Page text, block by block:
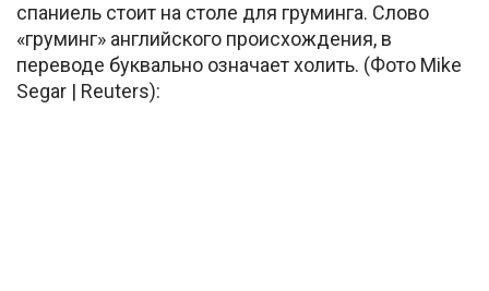
спаниель стоит на столе для груминга. Слово
«груминг» английского происхождения, в
переводе буквально означает холить. (Фото Mike
Segar | Reuters):